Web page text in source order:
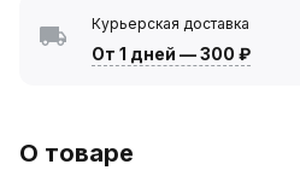
Курьерская доставка
От 1 дней —300 ₽
О товаре